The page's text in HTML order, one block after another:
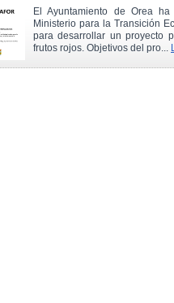
El Ayuntamiento de Orea
Ministerio para la Transición
para desarrollar un proyecto
frutos rojos. Objetivos del pro...